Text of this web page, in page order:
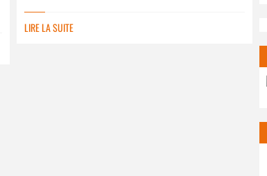
LIRE LA SUITE